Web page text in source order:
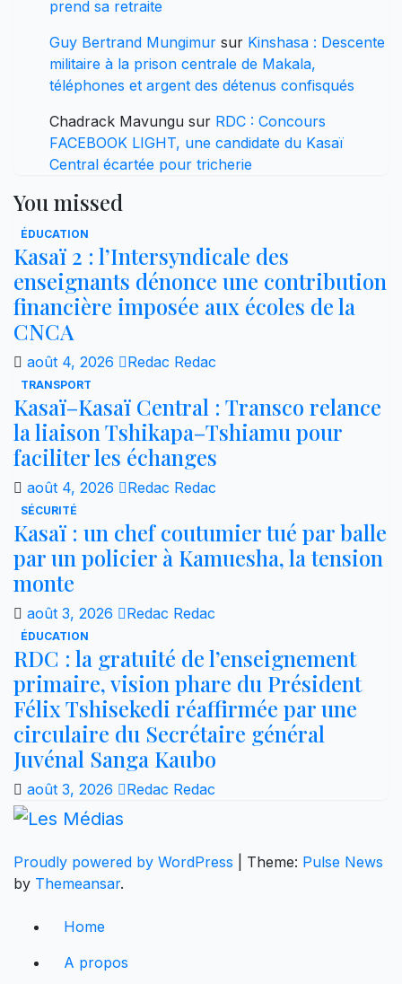
prend sa retraite
Guy Bertrand Mungimur sur Kinshasa : Descente
militaire à la prison centrale de Makala,
téléphones et argent des détenus confisqués
Chadrack Mavungu sur RDC : Concours
FACEBOOK LIGHT, une candidate du Kasaï
Central écartée pour tricherie
You missed
ÉDUCATION
Kasaï 2 : l’Intersyndicale des
enseignants dénonce une contribution
financière imposée aux écoles de la
CNCA
août 4, 2026 Redac Redac
TRANSPORT
Kasaï–Kasaï Central : Transco relance
la liaison Tshikapa–Tshiamu pour
faciliter les échanges
août 4, 2026 Redac Redac
SÉCURITÉ
Kasaï : un chef coutumier tué par balle
par un policier à Kamuesha, la tension
monte
août 3, 2026 Redac Redac
ÉDUCATION
RDC : la gratuité de l’enseignement
primaire, vision phare du Président
Félix Tshisekedi réaffirmée par une
circulaire du Secrétaire général
Juvénal Sanga Kaubo
août 3, 2026 Redac Redac
Proudly powered by WordPress Theme: Pulse News
by Themeansar.
Home
A propos